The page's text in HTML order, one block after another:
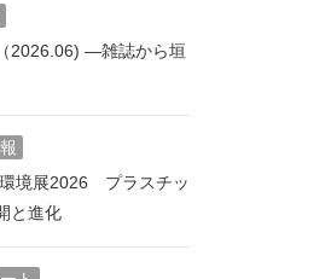
2026.06) ―雑誌から垣
境展2026 プラスチッ
と進化